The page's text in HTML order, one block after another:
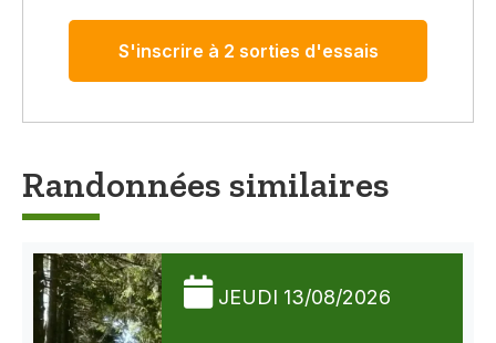
S'inscrire à 2 sorties d'essais
Randonnées similaires
JEUDI 13/08/2026